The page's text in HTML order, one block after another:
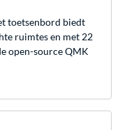
toetsenbord biedt
ruimtes en met 22
open-source QMK